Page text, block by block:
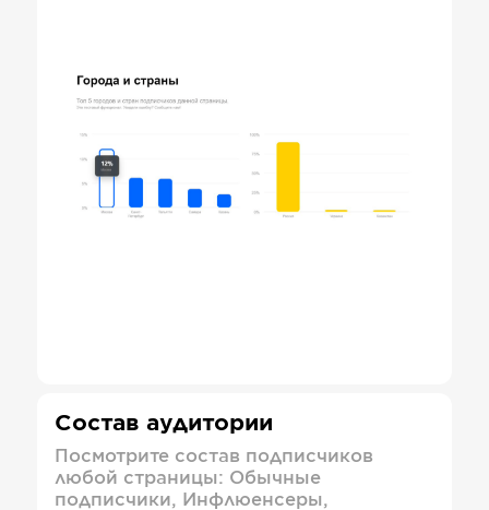
Состав аудитории
Посмотрите состав подписчиков
любой страницы: Обычные
подписчики, Инфлюенсеры,